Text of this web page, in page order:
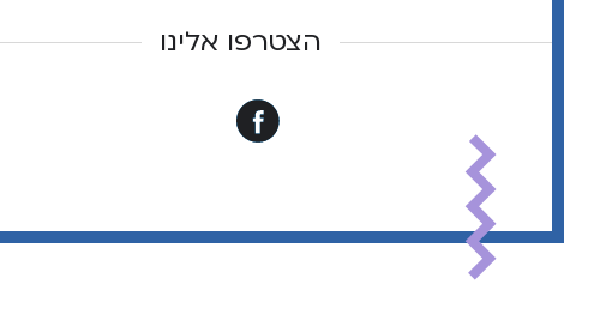
הצטרפו אלינו